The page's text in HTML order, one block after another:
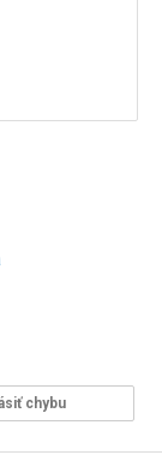
chybu